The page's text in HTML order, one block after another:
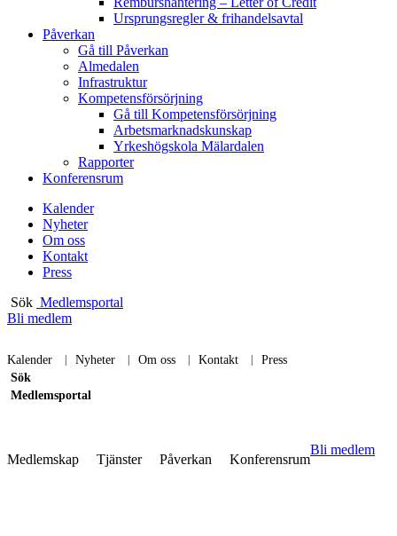
Ursprungsregler & frihandelsavtal
Påverkan
Gå till Påverkan
Almedalen
Infrastruktur
Kompetensförsörjning
Gå till Kompetensförsörjning
Arbetsmarknadskunskap
Yrkeshögskola Mälardalen
Rapporter
Konferensrum
Kalender
Nyheter
Om oss
Kontakt
Press
Sök Medlemsportal
Bli medlem
Kalender Nyheter Om oss Kontakt
Press
Sök
Medlemsportal
Medlemskap Tjänster Påverkan Konferensrum
Bli medlem